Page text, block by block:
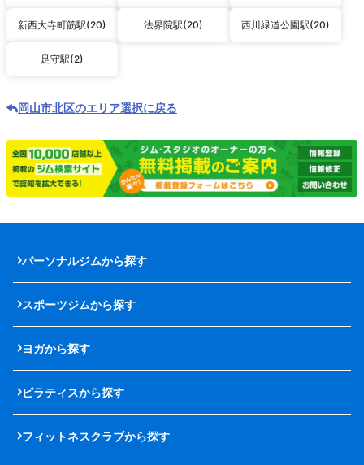
新西大寺町筋駅(20) 法界院駅(20) 西川緑道公園駅(20)
足守駅(2)
岡山市北区のエリア選択に戻る
パーソナルジムから探す
スポーツジムから探す
ヨガから探す
ピラティスから探す
フィットネスクラブから探す